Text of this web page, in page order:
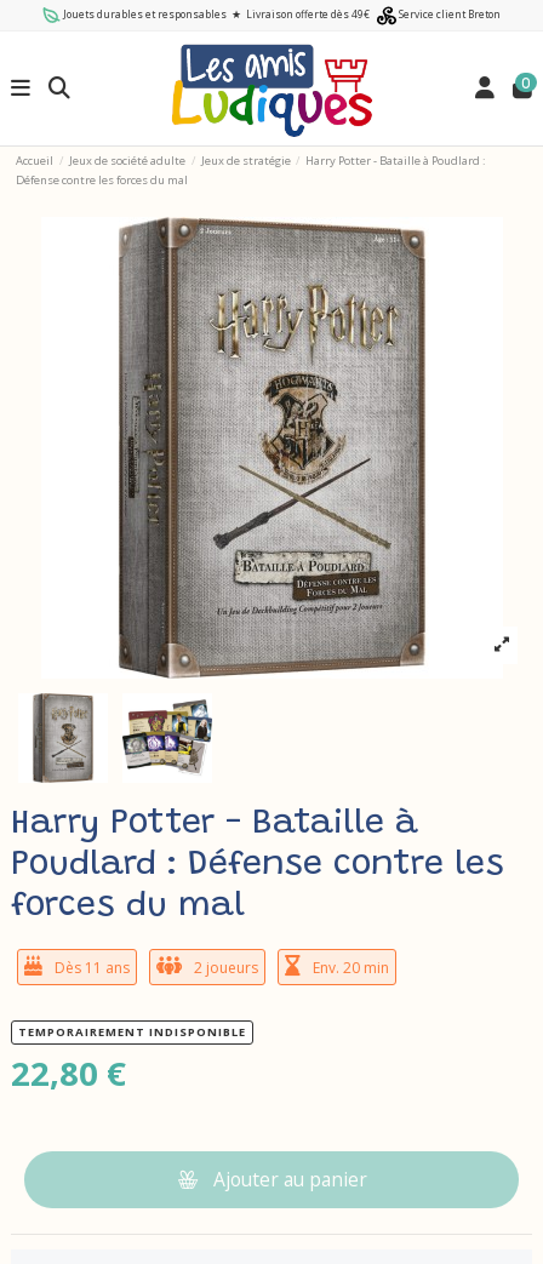
Jouets durables et responsables ★ Livraison offerte dès 49€ Service client Breton
0
Accueil Jeux de société adulte Jeux de stratégie
Harry Potter - Bataille à Poudlard :
Défense contre les forces du mal
Harry Potter - Bataille à
Poudlard : Défense contre les
forces du mal
Dès 11 ans 2 joueurs Env. 20 min
TEMPORAIREMENT INDISPONIBLE
22,80 €
Ajouter au panier